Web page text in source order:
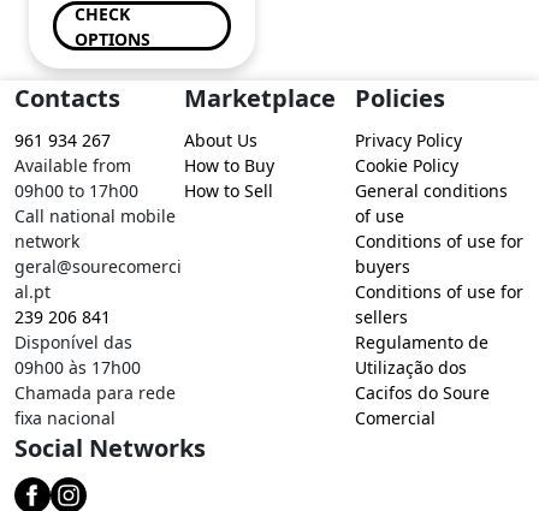
CHECK
OPTIONS
Contacts
961 934 267
Available from
09h00 to 17h00
Call national mobile
network
geral@sourecomerci
al.pt
239 206 841
Disponível das
09h00 às 17h00
Chamada para rede
fixa nacional
Marketplace
About Us
How to Buy
How to Sell
Policies
Privacy Policy
Cookie Policy
General conditions
of use
Conditions of use for
buyers
Conditions of use for
sellers
Regulamento de
Utilização dos
Cacifos do Soure
Comercial
Social Networks